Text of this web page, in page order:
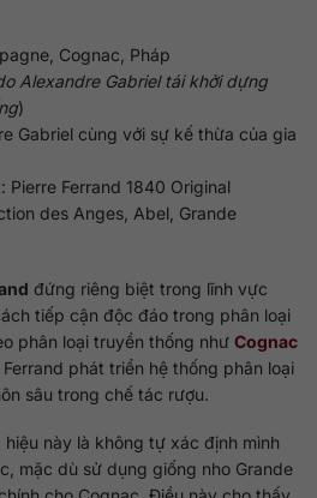
Cognac, Pháp
Alexandre Gabriel tái khởi dựng
)
Gabriel cùng với sự kế thừa của gia
Pierre Ferrand 1840 Original
des Anges, Abel, Grande
đứng riêng biệt trong lĩnh vực
tiếp cận độc đáo trong phân loại
phân loại truyền thống như Cognac
Ferrand phát triển hệ thống phân loại
sâu trong chế tác rượu.
này là không tự xác định mình
mặc dù sử dụng giống nho Grande